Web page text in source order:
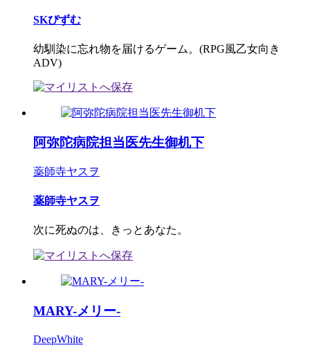
SKぴずむ
幼馴染に忘れ物を届けるゲーム。(RPG風乙女向き
ADV)
阿弥陀病院担当医先生御机下
薬師寺ヤスヲ
薬師寺ヤスヲ
次に死ぬのは、きっとあなた。
MARY-メリー-
DeepWhite